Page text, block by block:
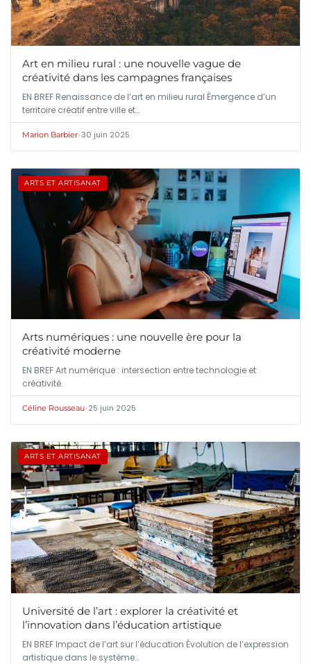
Art en milieu rural : une nouvelle vague de
créativité dans les campagnes françaises
EN BREF Renaissance de l’art en milieu rural Émergence d’un
territoire créatif entre ville et…
Marion Barbier•30 juin 2025
ARTS ET ARTISANAT
Arts numériques : une nouvelle ère pour la
créativité moderne
EN BREF Art numérique : intersection entre technologie et
créativité.
Céline Rousseau•25 juin 2025
ARTS ET ARTISANAT
Université de l’art : explorer la créativité et
l’innovation dans l’éducation artistique
EN BREF Impact de l’art sur l’éducation Évolution de l’expression
artistique dans le système…